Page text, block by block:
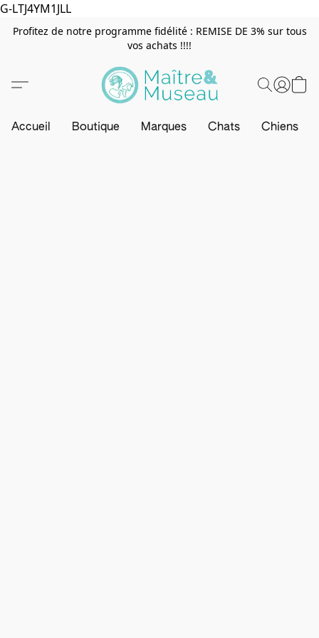
G-LTJ4YM1JLL
Profitez de notre programme fidélité : REMISE DE 3% sur tous
vos achats !!!!
Accueil Boutique Marques Chats Chiens